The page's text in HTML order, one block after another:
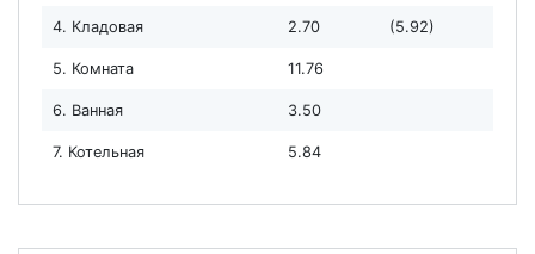
4. Кладовая 2.70 (5.92)
5. Комната 11.76
6. Ванная 3.50
7. Котельная 5.84